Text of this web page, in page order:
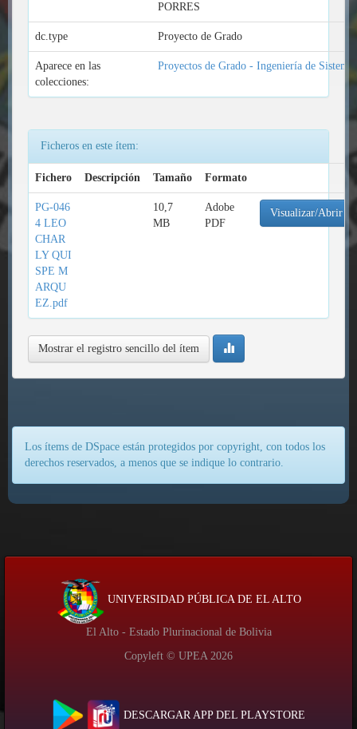
PORRES
dc.type Proyecto de Grado
Aparece en las
colecciones:
Proyectos de Grado - Ingeniería de Sistemas
Ficheros en este ítem:
Fichero Descripción Tamaño Formato
PG-046
4 LEO
CHAR
LY QUI
SPE M
ARQU
EZ.pdf
10,7
MB
Adobe
PDF
Visualizar/Abrir
Mostrar el registro sencillo del ítem
Los ítems de DSpace están protegidos por copyright, con todos los
derechos reservados, a menos que se indique lo contrario.
UNIVERSIDAD PÚBLICA DE EL ALTO
El Alto - Estado Plurinacional de Bolivia
Copyleft © UPEA 2026
DESCARGAR APP DEL PLAYSTORE